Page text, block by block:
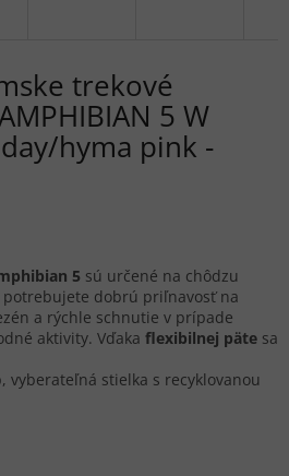
trekové
5 W
hyma pink -
5 sú určené na chôdzu
potrebujete dobrú priľnavosť na
a rýchle schnutie v prípade
aktivity. Vďaka flexibilnej päte sa
vyberateľná stielka s recyklovanou